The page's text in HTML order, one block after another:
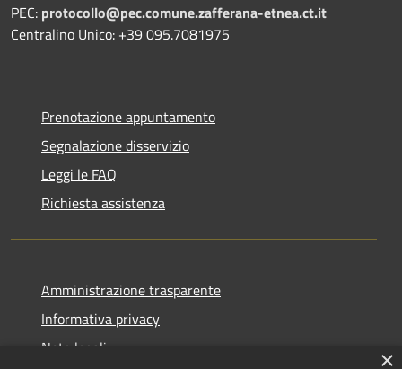
PEC: protocollo@pec.comune.zafferana-etnea.ct.it
Centralino Unico: +39 095.7081975
Prenotazione appuntamento
Segnalazione disservizio
Leggi le FAQ
Richiesta assistenza
Amministrazione trasparente
Informativa privacy
Note legali
×